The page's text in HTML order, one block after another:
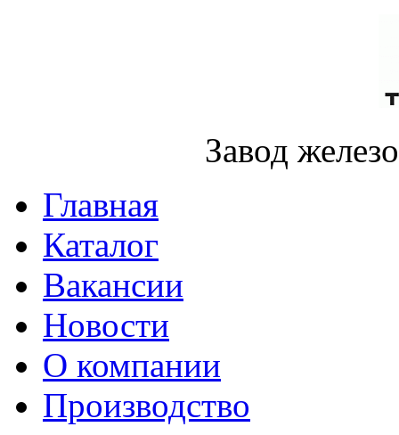
Завод
Главная
Каталог
Вакансии
Новости
О компании
Производство